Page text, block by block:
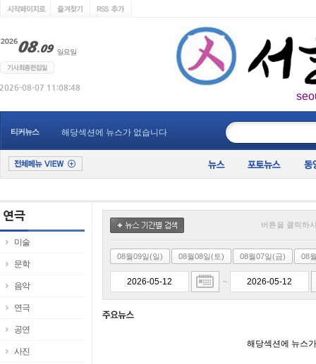
티커뉴스 해당섹션에 뉴스가 없습니다
미술
문학
음악
연극
공연
사진
버튼을 클릭하
08월09일(일) 08월08일(토) 08월07일(금) 08
~
해당섹션에 뉴스